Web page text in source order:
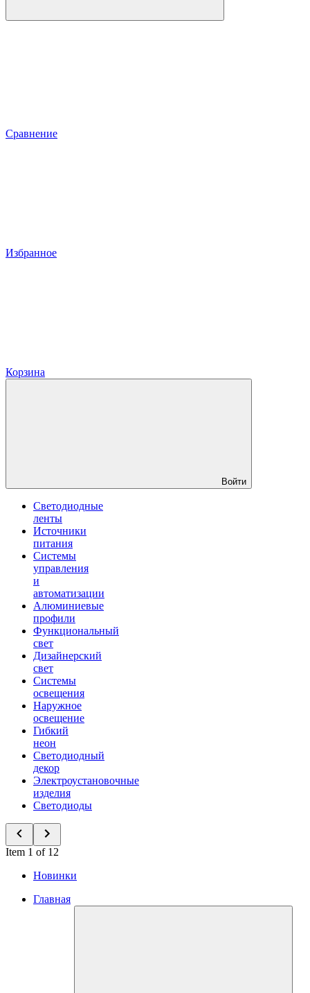
Сравнение
Избранное
Корзина
Войти
Светодиодные
ленты
Источники
питания
Системы
управления
и
автоматизации
Алюминиевые
профили
Функциональный
свет
Дизайнерский
свет
Системы
освещения
Наружное
освещение
Гибкий
неон
Светодиодный
декор
Электроустановочные
изделия
Светодиоды
Item 1 of 12
Новинки
Главная